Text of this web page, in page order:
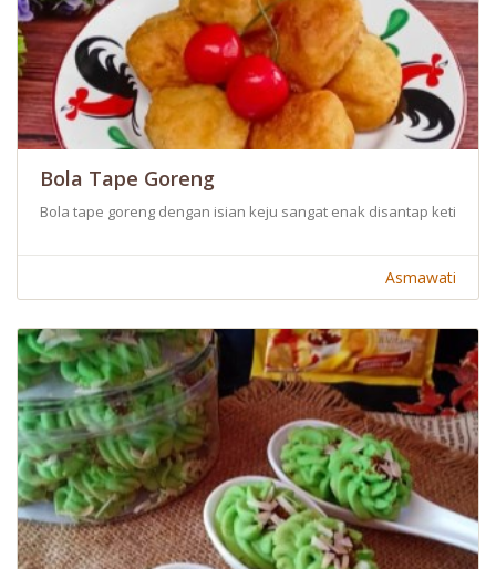
Bola Tape Goreng
Bola tape goreng dengan isian keju sangat enak disantap ketika
Asmawati